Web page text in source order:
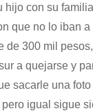
hijo con su
que no lo iban
de 300 mil
a quejarse y
sacarle una
igual sigue